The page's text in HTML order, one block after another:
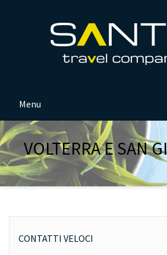
Menu
VOLTERRA E SAN
CONTATTI VELOCI